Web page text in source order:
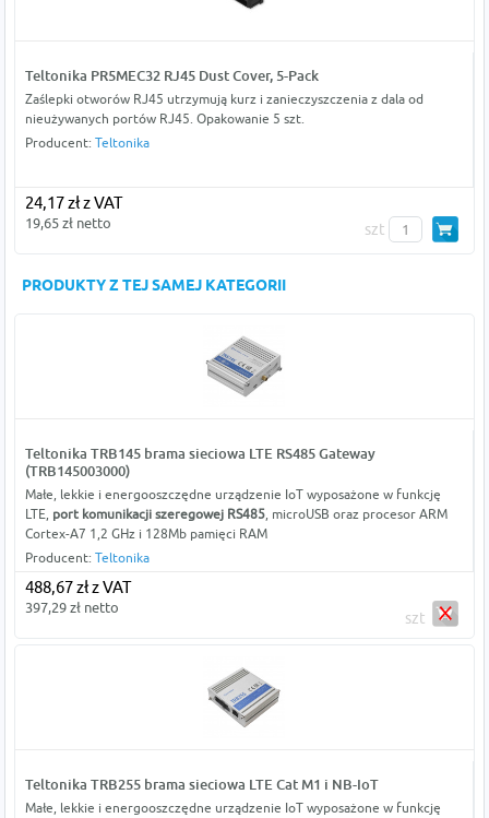
Teltonika PR5MEC32 RJ45 Dust Cover, 5-Pack
Zaślepki otworów RJ45 utrzymują kurz i zanieczyszczenia z dala od
nieużywanych portów RJ45. Opakowanie 5 szt.
Producent: Teltonika
24,17 zł z VAT
19,65 zł netto szt
PRODUKTY Z TEJ SAMEJ KATEGORII
Teltonika TRB145 brama sieciowa LTE RS485 Gateway
(TRB145003000)
Małe, lekkie i energooszczędne urządzenie IoT wyposażone w funkcję
LTE, port komunikacji szeregowej RS485, microUSB oraz procesor ARM
Cortex-A7 1,2 GHz i 128Mb pamięci RAM
Producent: Teltonika
488,67 zł z VAT
397,29 zł netto
szt
Teltonika TRB255 brama sieciowa LTE Cat M1 i NB-IoT
Małe, lekkie i energooszczędne urządzenie IoT wyposażone w funkcję